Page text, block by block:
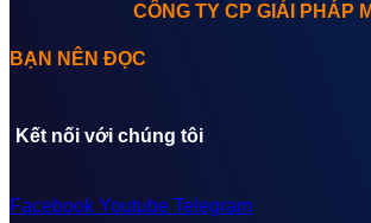
CÔNG TY CP GIẢI PHÁP
BẠN NÊN ĐỌC
Kết nối với chúng tôi
Facebook Youtube Telegram